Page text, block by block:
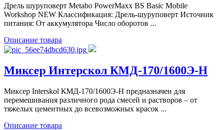
Дрель шуруповерт Metabo PowerMaxx BS Basic Mobile
Workshop NEW Классификация: Дрель-шуруповерт Источник
питания: От аккумулятора Число оборотов ...
Описание товара
Миксер Интерскол КМД-170/1600Э-Н
Миксер Interskol КМД-170/1600Э-Н предназначен для
перемешивания различного рода смесей и растворов – от
тяжелых цементных до всевозможных красок ...
Описание товара